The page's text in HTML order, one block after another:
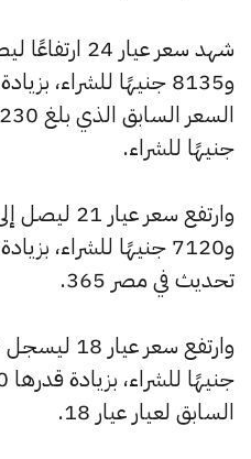
جنيهًا للشراء.
تحديث في مصر 365.
السابق لعيار عيار 18.